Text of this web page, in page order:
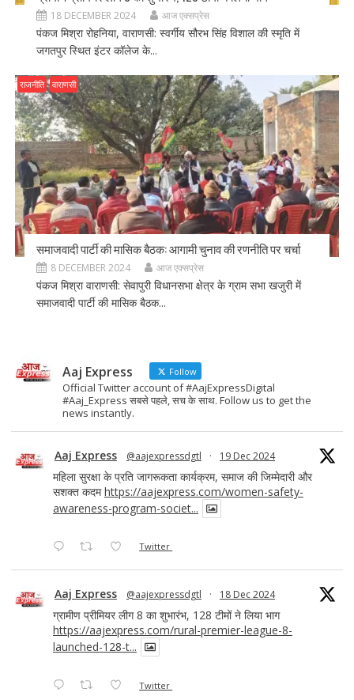
18 DECEMBER 2024 आज एक्सप्रेस
पंकज मिश्रा रोहनिया, वाराणसी: स्वर्गीय सौरभ सिंह विशाल की स्मृति में
जगतपुर स्थित इंटर कॉलेज के...
राजनीति वाराणसी
समाजवादी पार्टी की मासिक बैठक: आगामी चुनाव की रणनीति पर चर्चा
8 DECEMBER 2024 आज एक्सप्रेस
पंकज मिश्रा वाराणसी: सेवापुरी विधानसभा क्षेत्र के ग्राम सभा खजुरी में
समाजवादी पार्टी की मासिक बैठक...
Aaj Express Follow
Official Twitter account of #AajExpressDigital
#Aaj_Express सबसे पहले, सच के साथ. Follow us to get the
news instantly.
Aaj Express @aajexpressdgtl · 19 Dec 2024
महिला सुरक्षा के प्रति जागरूकता कार्यक्रम, समाज की जिम्मेदारी और
सशक्त कदमhttps://aajexpress.com/women-safety-
awareness-program-societ...
Twitter
Aaj Express @aajexpressdgtl · 18 Dec 2024
ग्रामीण प्रीमियर लीग 8 का शुभारंभ, 128 टीमों ने लिया भाग
https://aajexpress.com/rural-premier-league-8-
launched-128-t...
Twitter